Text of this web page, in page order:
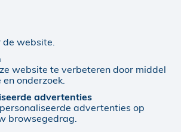
© KBC 2026
& MEERSSCHAERT BV (0470 556
agent, van KBC Verzekeringen nv,
website.
website te verbeteren door middel
onderzoek.
advertenties
advertenties op
browsegedrag.